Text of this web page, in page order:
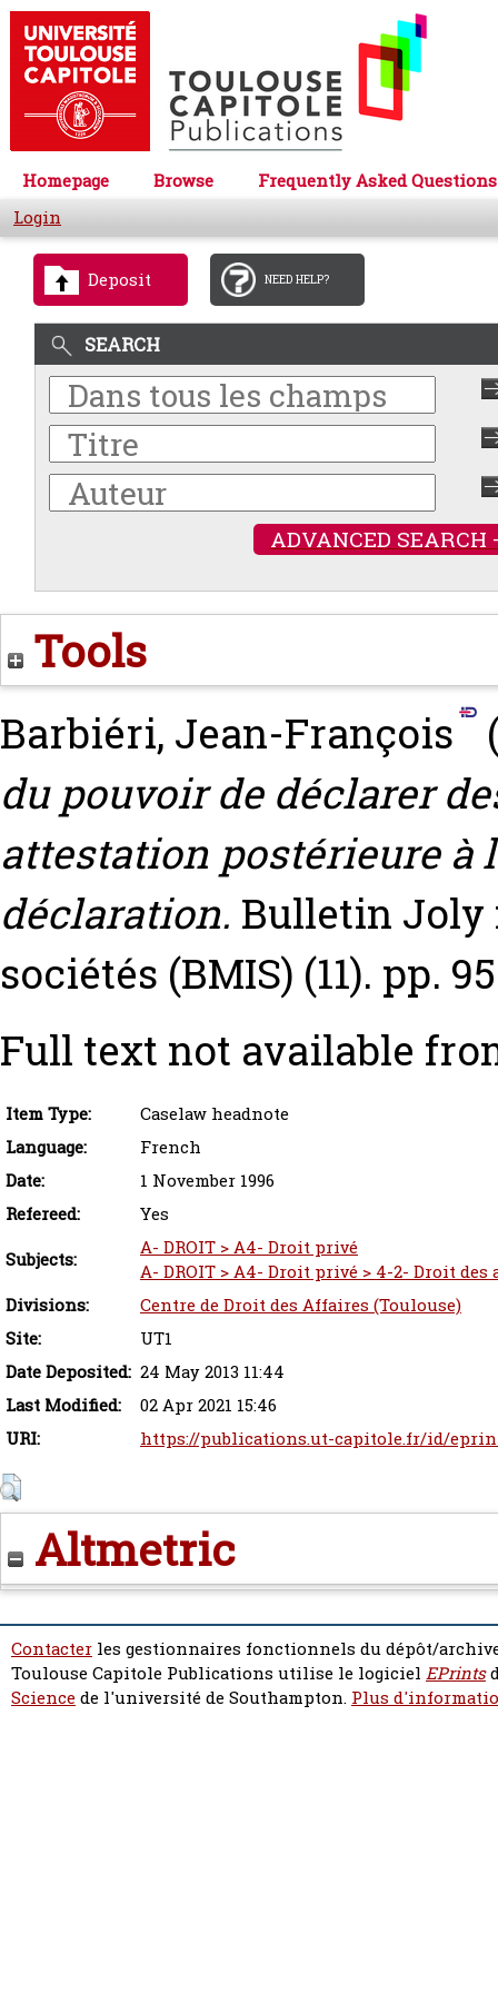
Homepage Browse
Frequently Asked Questions
Login
Deposit NEED HELP?
SEARCH
ADVANCED SEARCH
Tools
Barbiéri, Jean-François
du pouvoir de déclarer
attestation postérieure à
déclaration. Bulletin Joly
sociétés (BMIS) (11). pp.
Full text not available
Item Type:
Caselaw headnote
Language:
French
Date:
1 November 1996
Refereed:
Yes
Subjects:
A- DROIT > A4- Droit privé
A- DROIT > A4- Droit privé > 4-2- Droit
Divisions:
Centre de Droit des Affaires (Toulouse)
Site:
UT1
Date Deposited: 24 May 2013 11:44
Last Modified:
02 Apr 2021 15:46
URI:
https://publications.ut-capitole.fr/id/
Altmetric
Contacter les gestionnaires fonctionnels du dépôt/
Toulouse Capitole Publications utilise le logiciel EPrints
Sciencede l'université de Southampton. Plus